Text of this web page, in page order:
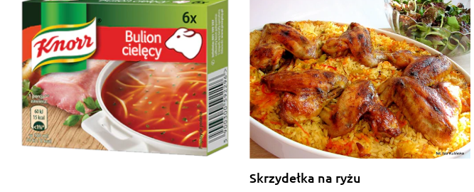
Skrzydełka na ryżu